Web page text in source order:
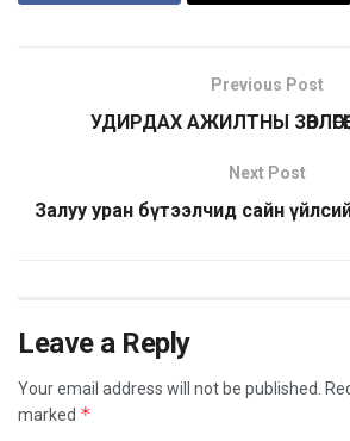
Previous Post
УДИРДАХ АЖИЛТНЫ
Next Post
Залуу уран бүтээлчид сайн
Leave a Reply
Your email address will not be published.
marked *